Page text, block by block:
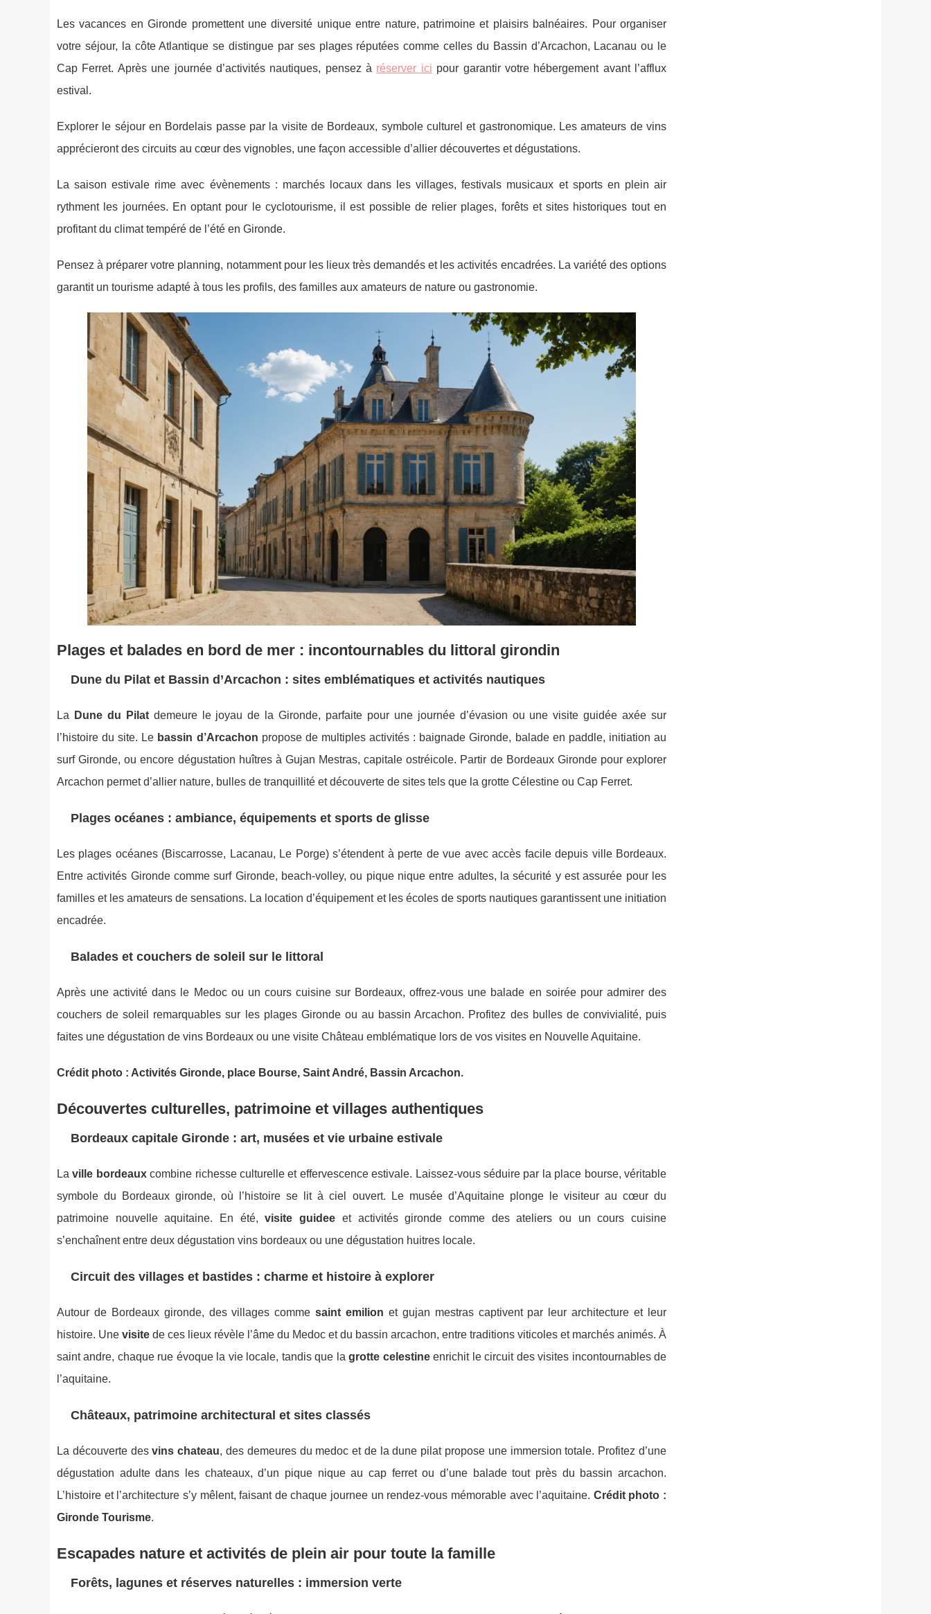
Les vacances en Gironde promettent une diversité unique entre nature, patrimoine et plaisirs balnéaires. Pour organiser
votre séjour, la côte Atlantique se distingue par ses plages réputées comme celles du Bassin d’Arcachon, Lacanau ou le
Cap Ferret. Après une journée d’activités nautiques, pensez à réserver ici pour garantir votre hébergement avant l’afflux
estival.
Explorer le séjour en Bordelais passe par la visite de Bordeaux, symbole culturel et gastronomique. Les amateurs de vins
apprécieront des circuits au cœur des vignobles, une façon accessible d’allier découvertes et dégustations.
La saison estivale rime avec évènements : marchés locaux dans les villages, festivals musicaux et sports en plein air
rythment les journées. En optant pour le cyclotourisme, il est possible de relier plages, forêts et sites historiques tout en
profitant du climat tempéré de l’été en Gironde.
Pensez à préparer votre planning, notamment pour les lieux très demandés et les activités encadrées. La variété des options
garantit un tourisme adapté à tous les profils, des familles aux amateurs de nature ou gastronomie.
Plages et balades en bord de mer : incontournables du littoral girondin
Dune du Pilat et Bassin d’Arcachon : sites emblématiques et activités nautiques
La Dune du Pilatdemeure le joyau de la Gironde, parfaite pour une journée d’évasion ou une visite guidée axée sur
l’histoire du site. Le bassin d’Arcachon propose de multiples activités : baignade Gironde, balade en paddle, initiation au
surf Gironde, ou encore dégustation huîtres à Gujan Mestras, capitale ostréicole. Partir de Bordeaux Gironde pour explorer
Arcachon permet d’allier nature, bulles de tranquillité et découverte de sites tels que la grotte Célestine ou Cap Ferret.
Plages océanes : ambiance, équipements et sports de glisse
Les plages océanes (Biscarrosse, Lacanau, Le Porge) s’étendent à perte de vue avec accès facile depuis ville Bordeaux.
Entre activités Gironde comme surf Gironde, beach-volley, ou pique nique entre adultes, la sécurité y est assurée pour les
familles et les amateurs de sensations. La location d’équipement et les écoles de sports nautiques garantissent une initiation
encadrée.
Balades et couchers de soleil sur le littoral
Après une activité dans le Medoc ou un cours cuisine sur Bordeaux, offrez-vous une balade en soirée pour admirer des
couchers de soleil remarquables sur les plages Gironde ou au bassin Arcachon. Profitez des bulles de convivialité, puis
faites une dégustation de vins Bordeaux ou une visite Château emblématique lors de vos visites en Nouvelle Aquitaine.
Crédit photo : Activités Gironde, place Bourse, Saint André, Bassin Arcachon.
Découvertes culturelles, patrimoine et villages authentiques
Bordeaux capitale Gironde : art, musées et vie urbaine estivale
Laville bordeauxcombine richesse culturelle et effervescence estivale. Laissez-vous séduire par la place bourse, véritable
symbole du Bordeaux gironde, où l’histoire se lit à ciel ouvert. Le musée d’Aquitaine plonge le visiteur au cœur du
patrimoine nouvelle aquitaine. En été,visite guidee et activités gironde comme des ateliers ou un cours cuisine
s’enchaînent entre deux dégustation vins bordeaux ou une dégustation huitres locale.
Circuit des villages et bastides : charme et histoire à explorer
Autour de Bordeaux gironde, des villages commesaint emilion et gujan mestras captivent par leur architecture et leur
histoire. Une visite de ces lieux révèle l’âme du Medoc et du bassin arcachon, entre traditions viticoles et marchés animés. À
saint andre, chaque rue évoque la vie locale, tandis que lagrotte celestineenrichit le circuit des visites incontournables de
l’aquitaine.
Châteaux, patrimoine architectural et sites classés
La découverte desvins chateau, des demeures du medoc et de la dune pilat propose une immersion totale. Profitez d’une
dégustation adulte dans les chateaux, d’un pique nique au cap ferret ou d’une balade tout près du bassin arcachon.
L’histoire et l’architecture s’y mêlent, faisant de chaque journee un rendez-vous mémorable avec l’aquitaine. Crédit photo :
Gironde Tourisme.
Escapades nature et activités de plein air pour toute la famille
Forêts, lagunes et réserves naturelles : immersion verte